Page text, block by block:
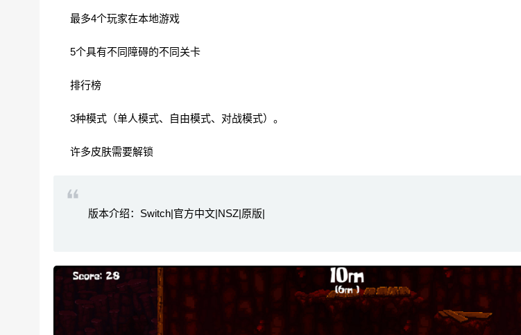
最多4个玩家在本地游戏
5个具有不同障碍的不同关卡
排行榜
3种模式（单人模式、自由模式、对战模式）。
许多皮肤需要解锁
版本介绍：Switch|官方中文|NSZ|原版|